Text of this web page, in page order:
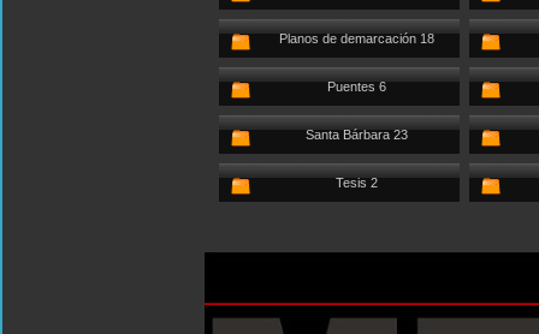
Planos de demarcación 18
Puentes 6
Santa Bárbara 23
Tesis 2